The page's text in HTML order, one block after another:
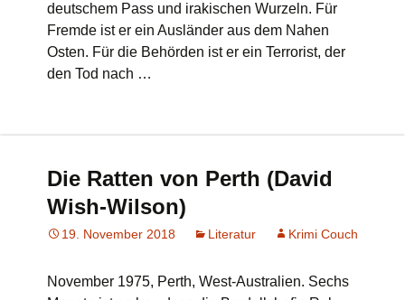
deutschem Pass und irakischen Wurzeln. Für
Fremde ist er ein Ausländer aus dem Nahen
Osten. Für die Behörden ist er ein Terrorist, der
den Tod nach …
Die Ratten von Perth (David
Wish-Wilson)
19. November 2018 Literatur Krimi Couch
November 1975, Perth, West-Australien. Sechs